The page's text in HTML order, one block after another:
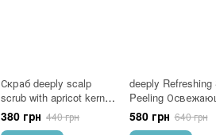
Скраб deeply scalp
scrub with apricot kernel
для кожи головы 300
мл
380 грн 440 грн
deeply Refreshing
Peeling
пилинг для кожи
головы 200 мл
580 грн 640 грн